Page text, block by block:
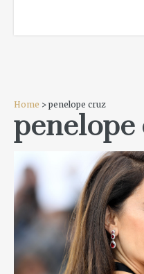
Home > penelope cruz
penelope